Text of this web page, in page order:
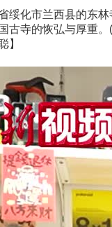
化市兰西县的东林
古寺的恢弘与厚重
】